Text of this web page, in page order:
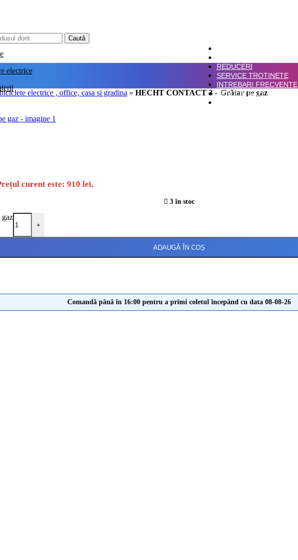
Caută
electrice
REDUCERI
SERVICE TROTINETE
INTREBARI FRECVENTE
PLATA IN RATE
electrice , office, casa si gradina » HECHT CONTACT 3 – Grătar pe gaz
curent este: 910 lei.
3 în stoc
+
ADAUGĂ ÎN COȘ
Comandă până în 16:00 pentru a primi coletul începând cu data 08-08-26